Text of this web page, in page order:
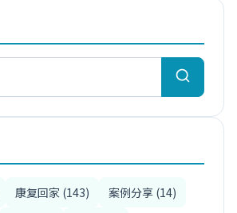
康复回家 (143)
案例分享 (14)